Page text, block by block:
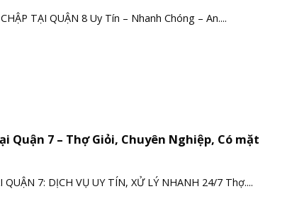
TẠI QUẬN 8 Uy Tín – Nhanh Chóng – An....
Quận 7 – Thợ Giỏi, Chuyên Nghiệp, Có mặt
QUẬN 7: DỊCH VỤ UY TÍN, XỬ LÝ NHANH 24/7 Thợ....